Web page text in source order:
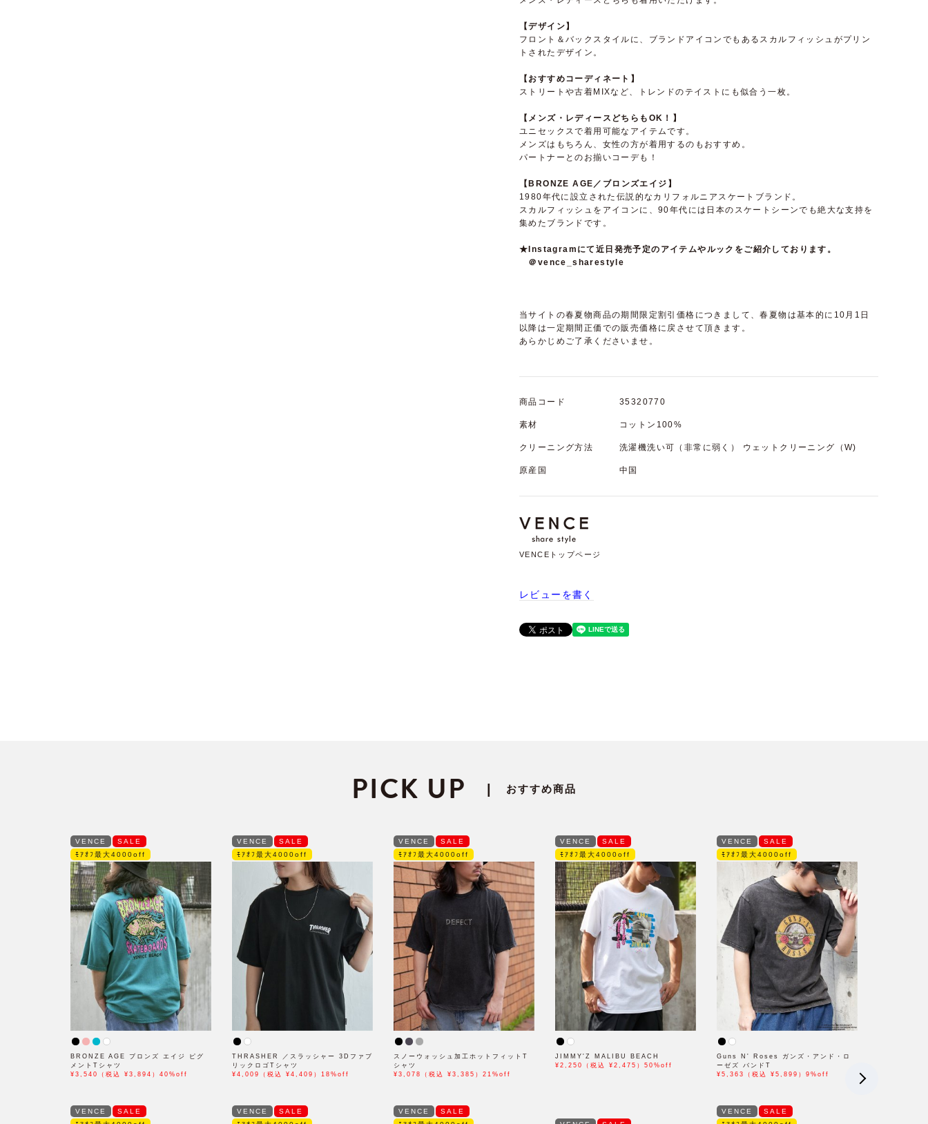
【デザイン】
フロント＆バックスタイルに、ブランドアイコンでもあるスカルフィッシュがプリン
トされたデザイン。
【おすすめコーディネート】
ストリートや古着MIXなど、トレンドのテイストにも似合う一枚。
【メンズ・レディースどちらもOK！】
ユニセックスで着用可能なアイテムです。
メンズはもちろん、女性の方が着用するのもおすすめ。
パートナーとのお揃いコーデも！
【BRONZE AGE／ブロンズエイジ】
1980年代に設立された伝説的なカリフォルニアスケートブランド。
スカルフィッシュをアイコンに、90年代には日本のスケートシーンでも絶大な支持を
集めたブランドです。
★Instagramにて近日発売予定のアイテムやルックをご紹介しております。
＠vence_sharestyle
当サイトの春夏物商品の期間限定割引価格につきまして、春夏物は基本的に10月1日
以降は一定期間正価での販売価格に戻させて頂きます。
あらかじめご了承くださいませ。
商品コード 35320770
素材 コットン100%
クリーニング方法 洗濯機洗い可（非常に弱く） ウェットクリーニング（W)
原産国 中国
VENCEトップページ
レビューを書く
PICK UP おすすめ商品
VENCE
SALE
ﾓｱｵﾌ最大4000off
BRONZE AGE ブロンズ エイジ ピグ
メントTシャツ
¥3,540（税込 ¥3,894）40%off
VENCE
SALE
ﾓｱｵﾌ最大4000off
THRASHER ／スラッシャー 3Dファブ
リックロゴTシャツ
¥4,009（税込 ¥4,409）18%off
VENCE
SALE
ﾓｱｵﾌ最大4000off
スノーウォッシュ加工ホットフィットT
シャツ
¥3,078（税込 ¥3,385）21%off
VENCE
SALE
ﾓｱｵﾌ最大4000off
JIMMY'Z MALIBU BEACH
¥2,250（税込 ¥2,475）50%off
VENCE
SALE
ﾓｱｵﾌ最大4000off
Guns N' Roses ガンズ・アンド・ロ
ーゼズ バンドT
¥5,363（税込 ¥5,899）9%off
VENCE
SALE
VENCE
SALE
VENCE
SALE
VENCE
SALE